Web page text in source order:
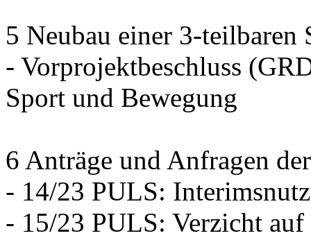
5 Neubau einer 3-teilbaren
- Vorprojektbeschluss
Sport und Bewegung
6 Anträge und Anfragen
- 14/23 PULS:
- 15/23 PULS: Verzicht